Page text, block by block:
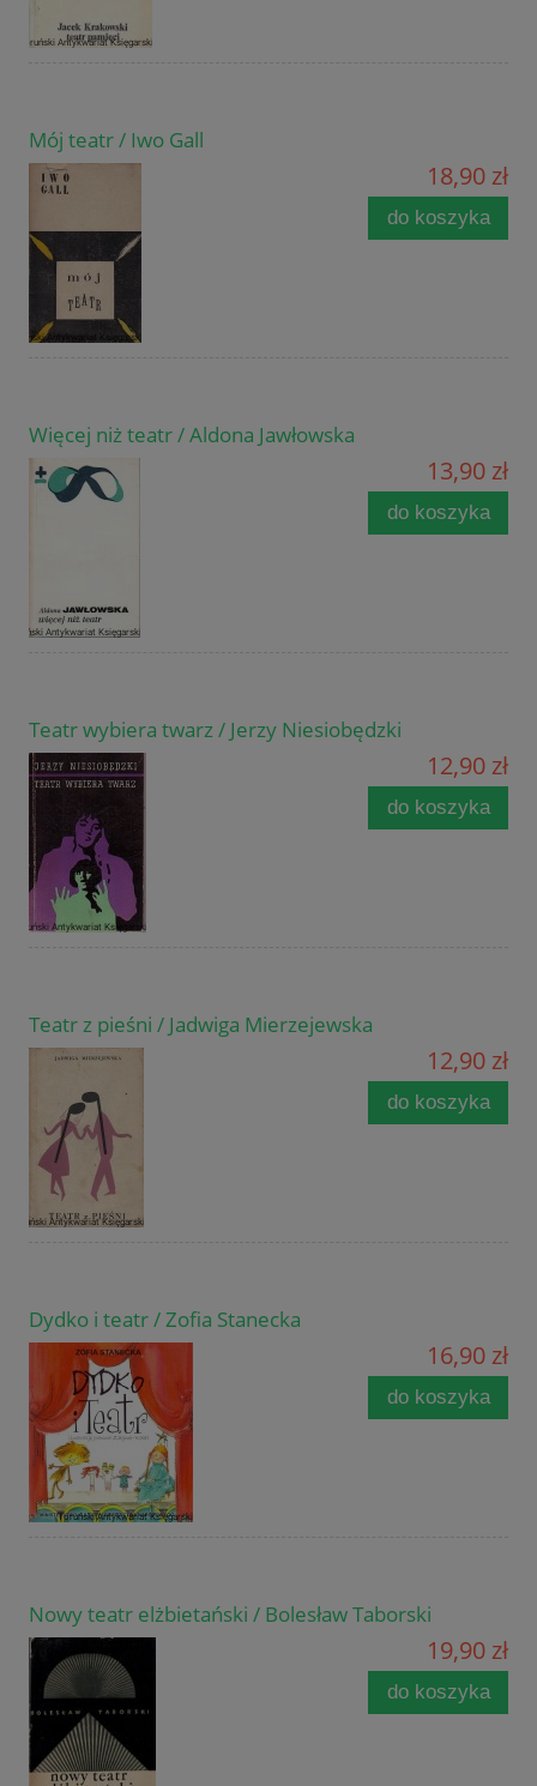
Mój teatr / Iwo Gall
18,90 zł
do koszyka
Więcej niż teatr / Aldona Jawłowska
13,90 zł
do koszyka
Teatr wybiera twarz / Jerzy Niesiobędzki
12,90 zł
do koszyka
Teatr z pieśni / Jadwiga Mierzejewska
12,90 zł
do koszyka
Dydko i teatr / Zofia Stanecka
16,90 zł
do koszyka
Nowy teatr elżbietański / Bolesław Taborski
19,90 zł
do koszyka